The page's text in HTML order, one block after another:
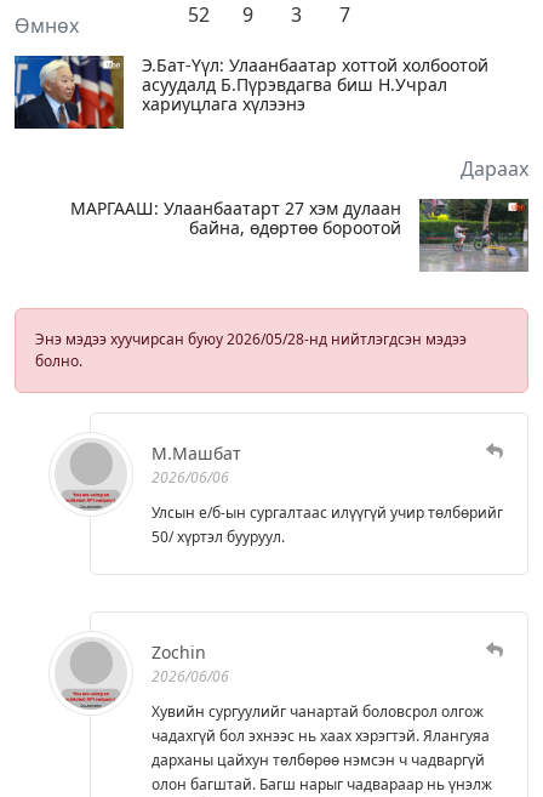
52 9 3 7
Өмнөх
Э.Бат-Үүл: Улаанбаатар хоттой холбоотой
асуудалд Б.Пүрэвдагва биш Н.Учрал
хариуцлага хүлээнэ
Дараах
МАРГААШ: Улаанбаатарт 27 хэм дулаан
байна, өдөртөө бороотой
Энэ мэдээ хуучирсан буюу 2026/05/28-нд нийтлэгдсэн мэдээ
болно.
М.Машбат
2026/06/06
Улсын е/б-ын сургалтаас илүүгүй учир төлбөрийг
50/ хүртэл бууруул.
Zochin
2026/06/06
Хувийн сургуулийг чанартай боловсрол олгож
чадахгүй бол эхнээс нь хаах хэрэгтэй. Ялангуяа
дарханы цайхун төлбөрөө нэмсэн ч чадваргүй
олон багштай. Багш нарыг чадвараар нь үнэлж